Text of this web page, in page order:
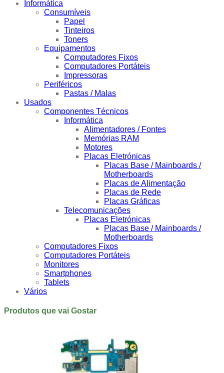
Informática
Consumíveis
Papel
Tinteiros
Toners
Equipamentos
Computadores Fixos
Computadores Portáteis
Impressoras
Periféricos
Pastas / Malas
Usados
Componentes Técnicos
Informática
Alimentadores / Fontes
Memórias RAM
Motores
Placas Eletrónicas
Placas Base / Mainboards /
Motherboards
Placas de Alimentação
Placas de Rede
Placas Gráficas
Telecomunicações
Placas Eletrónicas
Placas Base / Mainboards /
Motherboards
Computadores Fixos
Computadores Portáteis
Monitores
Smartphones
Tablets
Vários
Produtos que vai Gostar